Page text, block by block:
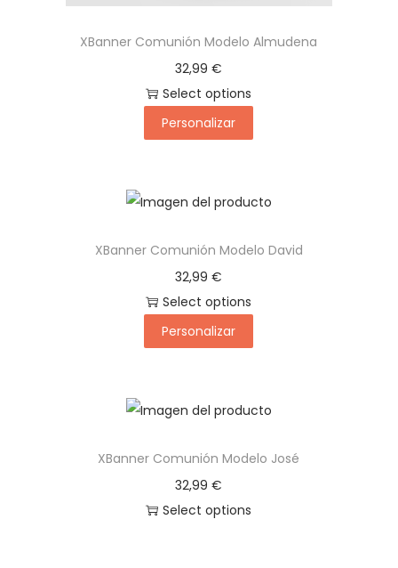
XBanner Comunión Modelo Almudena
32,99€
Select options
Personalizar
XBanner Comunión Modelo David
32,99€
Select options
Personalizar
XBanner Comunión Modelo José
32,99€
Select options